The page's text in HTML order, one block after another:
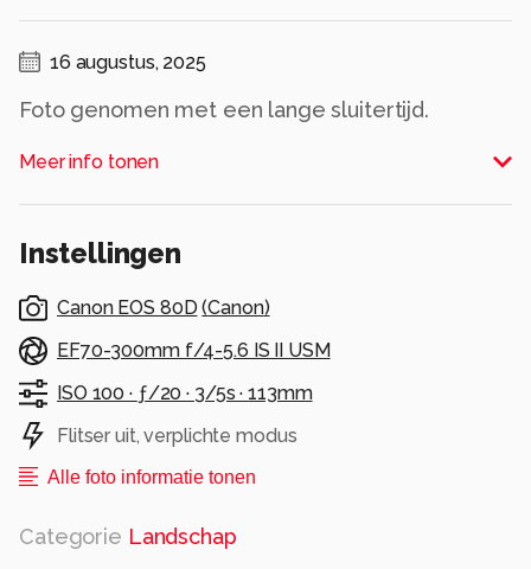
16 augustus, 2025
Foto genomen met een lange sluitertijd.
Dank voor de fijne reacties bij mijn vorige
opname.
Alle rechten voorbehouden
Meer info tonen
Instellingen
Canon EOS 80D (Canon)
EF70-300mm f/4-5.6 IS II USM
ISO 100 · ƒ/20 · 3/5s ·113mm
Flitser uit, verplichte modus
Alle foto informatie tonen
Categorie Landschap